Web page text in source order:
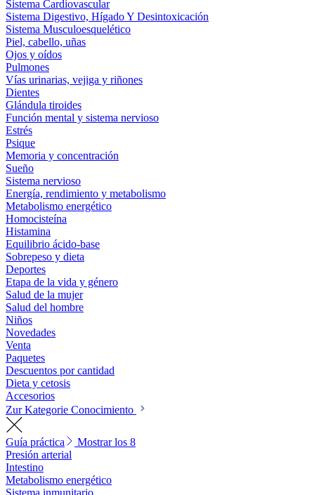
Sistema Cardiovascular
Sistema Digestivo, Hígado Y Desintoxicación
Sistema Musculoesquelético
Piel, cabello, uñas
Ojos y oídos
Pulmones
Vías urinarias, vejiga y riñones
Dientes
Glándula tiroides
Función mental y sistema nervioso
Estrés
Psique
Memoria y concentración
Sueño
Sistema nervioso
Energía, rendimiento y metabolismo
Metabolismo energético
Homocisteína
Histamina
Equilibrio ácido-base
Sobrepeso y dieta
Deportes
Etapa de la vida y género
Salud de la mujer
Salud del hombre
Niños
Novedades
Venta
Paquetes
Descuentos por cantidad
Dieta y cetosis
Accesorios
Zur Kategorie Conocimiento
Guía práctica
Mostrar los 8
Presión arterial
Intestino
Metabolismo energético